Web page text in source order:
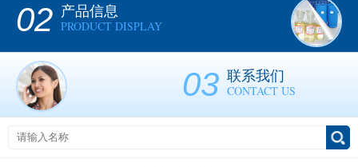
02 产品信息
PRODUCT DISPLAY
03 联系我们
CONTACT US